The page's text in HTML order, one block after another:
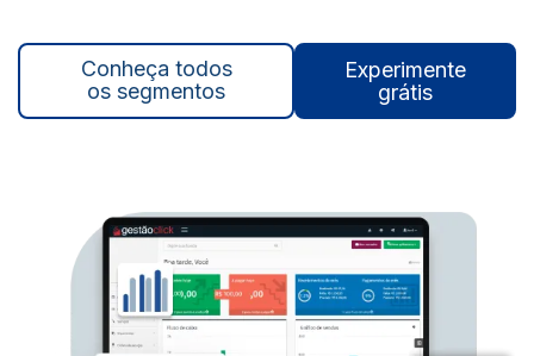
Conheça todos
os segmentos
Experimente
grátis